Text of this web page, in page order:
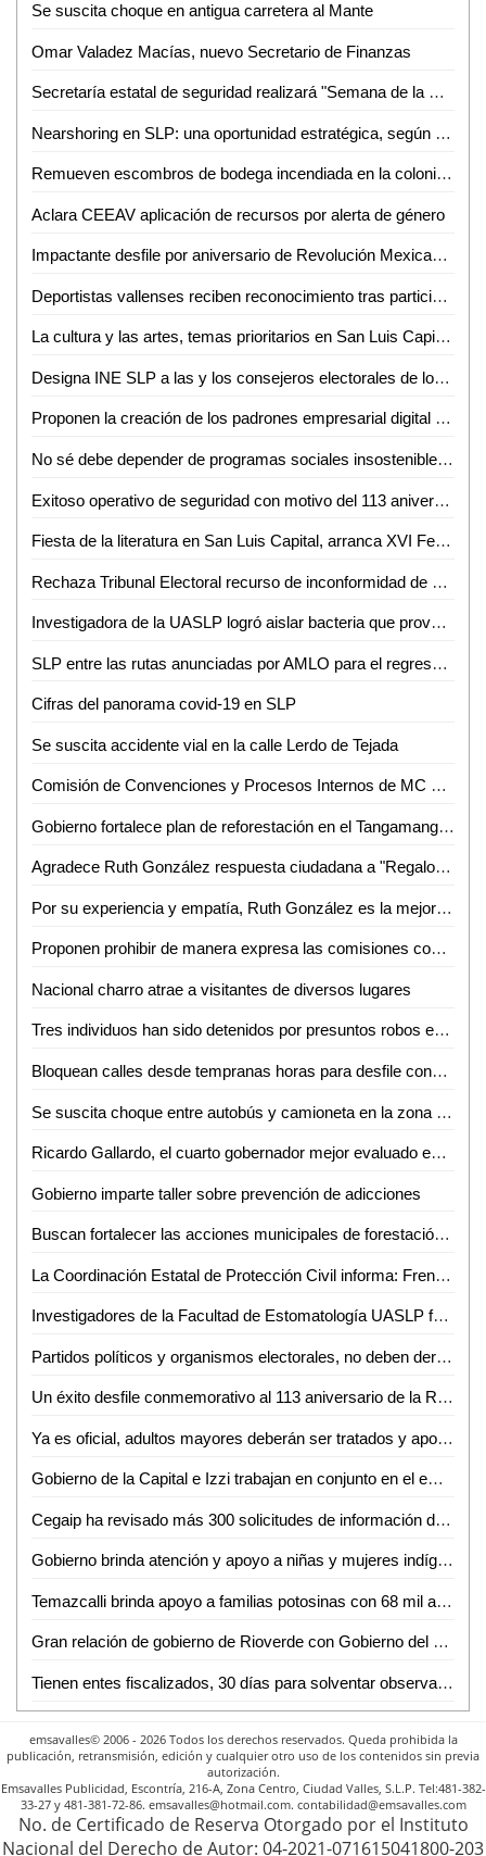
Se suscita choque en antigua carretera al Mante
Omar Valadez Macías, nuevo Secretario de Finanzas
Secretaría estatal de seguridad realizará "Semana de la Prevención" en Tamuín
Nearshoring en SLP: una oportunidad estratégica, según Fernando Díaz
Remueven escombros de bodega incendiada en la colonia Cuahutemoc
Aclara CEEAV aplicación de recursos por alerta de género
Impactante desfile por aniversario de Revolución Mexicana en Ciudad Valles: URSEHN
Deportistas vallenses reciben reconocimiento tras participación en CONADE 2023
La cultura y las artes, temas prioritarios en San Luis Capital: inició el Festival Internacional Letras en San Luis 2023
Designa INE SLP a las y los consejeros electorales de los consejos distritales para los procesos electorales federales de 2023-2024 y 2026-2027
Proponen la creación de los padrones empresarial digital de jóvenes; y el padrón digital empresarial de mujeres denominado "Padrón Empresarial Rosa"
No sé debe depender de programas sociales insostenibles a largo plazo: David Páramo
Exitoso operativo de seguridad con motivo del 113 aniversario de la Revolución Mexicana
Fiesta de la literatura en San Luis Capital, arranca XVI Festival Internacional Letras en San Luis
Rechaza Tribunal Electoral recurso de inconformidad de Conciencia Popular
Investigadora de la UASLP logró aislar bacteria que provoca la enfermedad de cítricos conocida como Dragón Amarillo
SLP entre las rutas anunciadas por AMLO para el regreso de trenes de pasajeros
Cifras del panorama covid-19 en SLP
Se suscita accidente vial en la calle Lerdo de Tejada
Comisión de Convenciones y Procesos Internos de MC aprueba precandidaturas al Senado y Diputaciones federales
Gobierno fortalece plan de reforestación en el Tangamanga I
Agradece Ruth González respuesta ciudadana a "Regalos con amor"
Por su experiencia y empatía, Ruth González es la mejor Presidenta de un DIF Estatal
Proponen prohibir de manera expresa las comisiones cobradas a clientes que pagan con tarjetas bancarias: Dip. José Antonio Lorca Valle
Nacional charro atrae a visitantes de diversos lugares
Tres individuos han sido detenidos por presuntos robos en Ciudad Valles: José Isidoro Salazar
Bloquean calles desde tempranas horas para desfile conmemorativo
Se suscita choque entre autobús y camioneta en la zona centro de Ciudad Valles
Ricardo Gallardo, el cuarto gobernador mejor evaluado en el periodo de octubre 2023
Gobierno imparte taller sobre prevención de adicciones
Buscan fortalecer las acciones municipales de forestación urbana, volviéndolas parte de un programa permanente
La Coordinación Estatal de Protección Civil informa: Frente Frío número 11 ingresando por el norte del país.
Investigadores de la Facultad de Estomatología UASLP fueron reconocidos a nivel internacional
Partidos políticos y organismos electorales, no deben derrochar recursos públicos en propaganda durante el próximo proceso electoral
Un éxito desfile conmemorativo al 113 aniversario de la Revolución
Ya es oficial, adultos mayores deberán ser tratados y apoyados en sus trámites
Gobierno de la Capital e Izzi trabajan en conjunto en el embellecimiento de San Luis Potosí
Cegaip ha revisado más 300 solicitudes de información de las dependencias "opacas"
Gobierno brinda atención y apoyo a niñas y mujeres indígenas
Temazcalli brinda apoyo a familias potosinas con 68 mil atenciones
Gran relación de gobierno de Rioverde con Gobierno del Estado: Arnulfo Urbiola
Tienen entes fiscalizados, 30 días para solventar observaciones: IFSE
emsavalles© 2006 - 2026 Todos los derechos reservados. Queda prohibida la
publicación, retransmisión, edición y cualquier otro uso de los contenidos sin previa
autorización.
Emsavalles Publicidad, Escontría, 216-A, Zona Centro, Ciudad Valles, S.L.P. Tel:481-382-
33-27 y 481-381-72-86. emsavalles@hotmail.com. contabilidad@emsavalles.com
No. de Certificado de Reserva Otorgado por el Instituto
Nacional del Derecho de Autor: 04-2021-071615041800-203